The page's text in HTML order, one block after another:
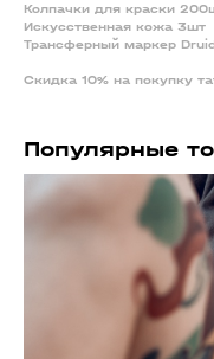
Колпачки для краски
Искусственная кожа 3шт
Трансферный маркер
Скидка 10% на покупку
Популярные